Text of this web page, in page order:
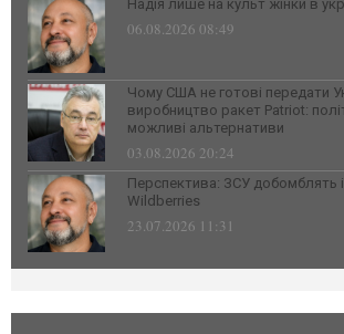
Надія лише на культ жінки в
06.08.2026 08:49
Чому США не готові передати
виробництво ракет Patriot:
можливі альтернативи
03.08.2026 20:24
Перспектива: ЗСУ добомблять і
Wildberries
23.07.2026 11:31